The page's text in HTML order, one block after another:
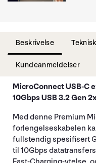
Beskrivelse
Kundeanmeldelser
MicroConnect USB-C
10Gbps USB 3.2 Gen
Med denne Premium
forlengelseskabelen
fullstendig spesifisert
til 10Gbps